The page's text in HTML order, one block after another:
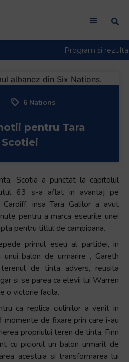
6 Nations
pentru Tara
Scotia a punctat la capitolul
63 s-a aflat in avantaj pe
Cardiff, insa Tara Galilor a avut
pentru a marca eseurile unei
pentru titlul de campioana.
primul eseu al partidei, in
balon de urmarire , Gareth
de tinta advers, reusita
si se parea ca elevii lui Warren
o victorie facila.
ca replica ciulinilor a venit in
momente de fixare prin care i-au
propriului teren de tinta, Finn
cu piciorul un balon urmarit de
acestuia si transformarea lui